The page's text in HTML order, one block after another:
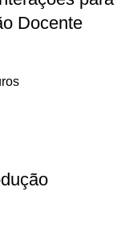
Docente